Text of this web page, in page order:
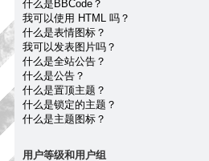
什么是BBCode？
我可以使用 HTML 吗？
什么是表情图标？
我可以发表图片吗？
什么是全站公告？
什么是公告？
什么是置顶主题？
什么是锁定的主题？
什么是主题图标？
用户等级和用户组